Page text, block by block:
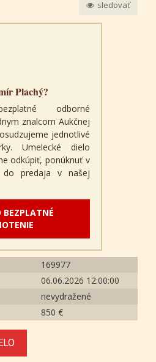
sledovať
Plachý?
odborné
znalcom Aukčnej
jednotlivé
Umelecké dielo
odkúpiť, ponúknuť v
do predaja v našej
BEZPLATNÉ
169977
06.06.2026 12:00:00
nevydražené
850 €